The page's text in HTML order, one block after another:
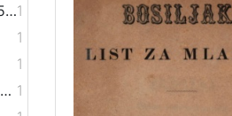
Hochman, Franjo (20. 04. 1850. – 23. 06. 1893.)1
1
1
Wittmann, Pavao – (22. 08. 1920) 1